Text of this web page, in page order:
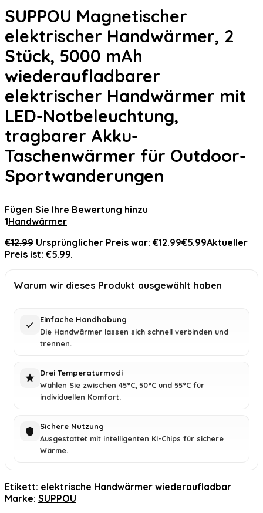
SUPPOU Magnetischer
elektrischer Handwärmer, 2
Stück, 5000 mAh
wiederaufladbarer
elektrischer Handwärmer mit
LED-Notbeleuchtung,
tragbarer Akku-
Taschenwärmer für Outdoor-
Sportwanderungen
Fügen Sie Ihre Bewertung hinzu
1Handwärmer
€12.99 Ursprünglicher Preis war: €12.99€5.99Aktueller
Preis ist: €5.99.
Warum wir dieses Produkt ausgewählt haben
Einfache Handhabung
Die Handwärmer lassen sich schnell verbinden und
trennen.
Drei Temperaturmodi
Wählen Sie zwischen 45°C, 50°C und 55°C für
individuellen Komfort.
Sichere Nutzung
Ausgestattet mit intelligenten KI-Chips für sichere
Wärme.
Etikett: elektrische Handwärmer wiederaufladbar
Marke: SUPPOU